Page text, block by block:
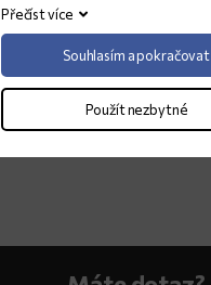
Přečíst více
Souhlasím a pokračovat
Použít nezbytné